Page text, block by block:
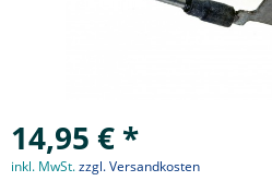
14,95 € *
inkl. MwSt.zzgl. Versandkosten